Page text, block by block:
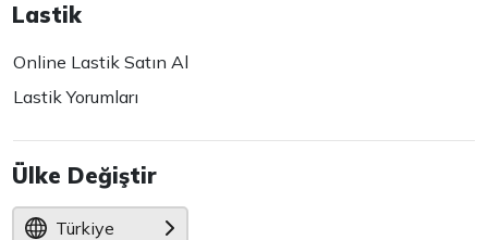
Lastik
Online Lastik Satın Al
Lastik Yorumları
Ülke Değiştir
Türkiye